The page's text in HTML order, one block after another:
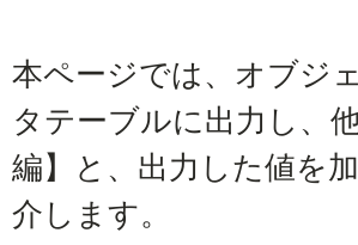
本ページでは、オブジ
タテーブルに出力し、
編】と、出力した値を
介します。